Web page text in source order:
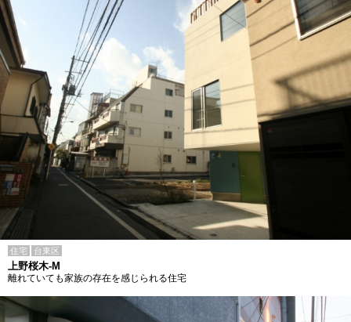
住宅 台東区
上野桜木-M
離れていても家族の存在を感じられる住宅